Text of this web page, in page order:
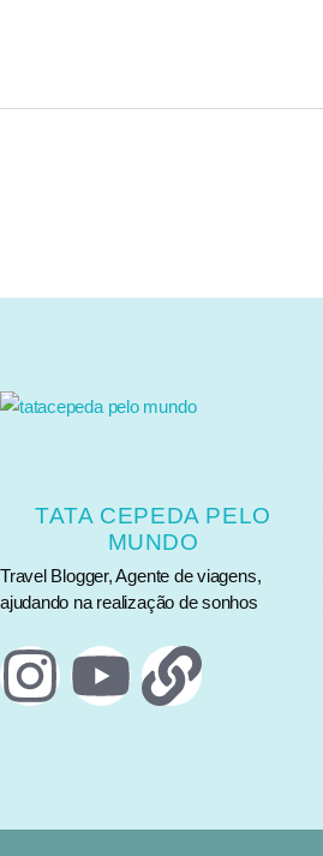
TATA CEPEDA PELO
MUNDO
Travel Blogger, Agente de viagens,
ajudando na realização de sonhos